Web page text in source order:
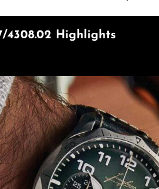
um die Anzahl zu
oder benutze die
Gib den
4308.02 Highlights